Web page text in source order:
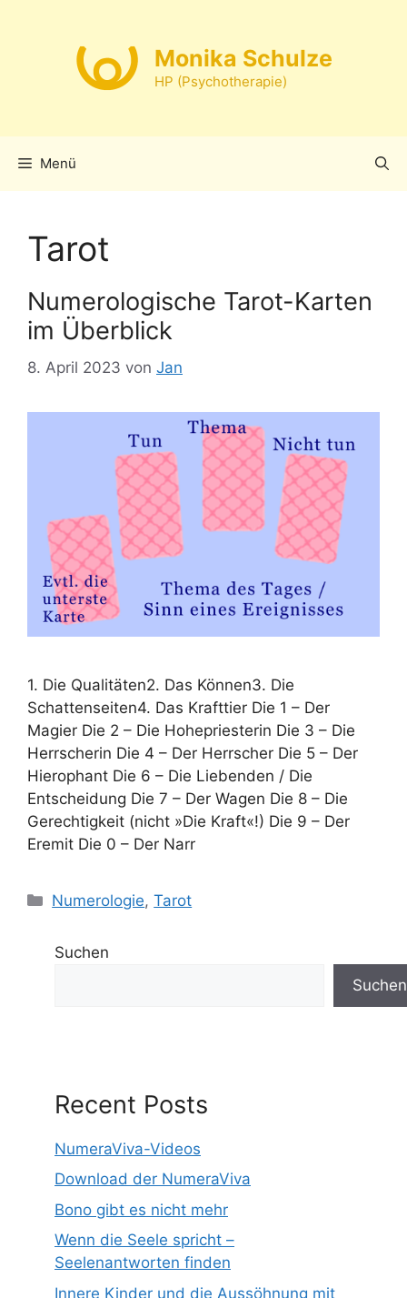
Monika Schulze
HP (Psychotherapie)
Menü
Tarot
Numerologische Tarot-Karten
im Überblick
8. April 2023 von Jan
1. Die Qualitäten2. Das Können3. Die
Schattenseiten4. Das Krafttier Die 1 – Der
Magier Die 2 – Die Hohepriesterin Die 3 – Die
Herrscherin Die 4 – Der Herrscher Die 5 – Der
Hierophant Die 6 – Die Liebenden / Die
Entscheidung Die 7 – Der Wagen Die 8 – Die
Gerechtigkeit (nicht »Die Kraft«!) Die 9 – Der
Eremit Die 0 – Der Narr
Kategorien
Numerologie,Tarot
Suchen
Suchen
Recent Posts
NumeraViva-Videos
Download der NumeraViva
Bono gibt es nicht mehr
Wenn die Seele spricht –
Seelenantworten finden
Innere Kinder und die Aussöhnung mit